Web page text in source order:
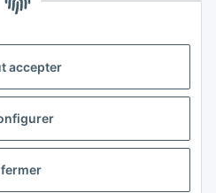
accepter
fermer